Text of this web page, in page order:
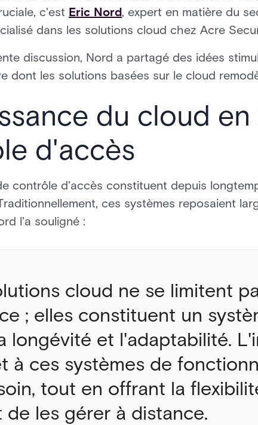
c'est Eric Nord, expert en matière du
dans les solutions cloud chez Acre
discussion, Nord a partagé des idées
dont les solutions basées sur le cloud
du cloud
d'accès
contrôle d'accès constituent depuis
ces systèmes reposaient
l'a souligné :
cloud ne se limitent
; elles constituent un
longévité et l'adaptabilité.
à ces systèmes de
tout en offrant la
de les gérer à distance.